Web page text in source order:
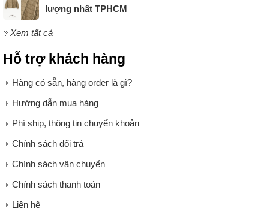
lượng nhất TPHCM
Xem tất cả
Hỗ trợ khách hàng
Hàng có sẵn, hàng order là gì?
Hướng dẫn mua hàng
Phí ship, thông tin chuyển khoản
Chính sách đổi trả
Chính sách vận chuyển
Chính sách thanh toán
Liên hệ